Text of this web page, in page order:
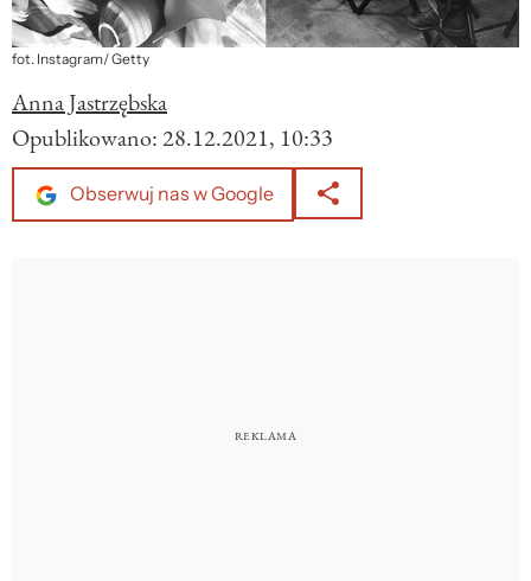
fot. Instagram/ Getty
Anna Jastrzębska
Opublikowano:28.12.2021, 10:33
Obserwuj nas w Google